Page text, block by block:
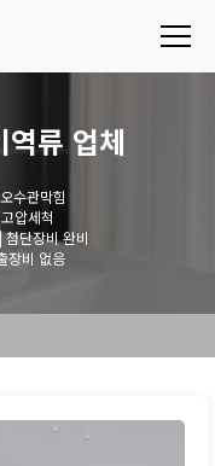
역류 업체
수관막힘
압세척
단장비 완비
장비 없음